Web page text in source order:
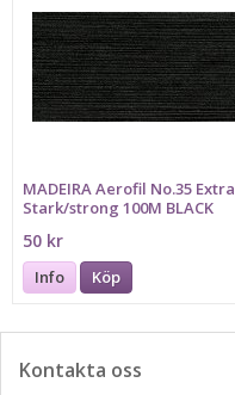
MADEIRA Aerofil No.35 Extra
Stark/strong 100M BLACK
50 kr
Info Köp
Kontakta oss